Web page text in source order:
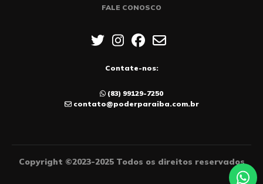
FALE CONOSCO
Contate-nos:
(83) 99129-7250
contato@poderparaiba.com.br
Copyright ©2023-2025 Todos os direitos reservados